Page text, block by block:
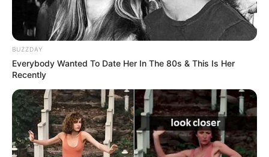
statt mit ihren Herdenarmeen so viele andere Menschen
zu ermorden?
Smartphone Startseite
BUZZDAY
Everybody Wanted To Date Her In The 80s & This Is Her
Recently